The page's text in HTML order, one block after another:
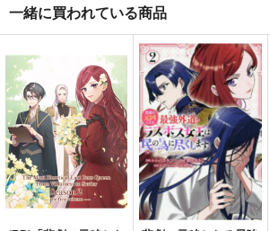
一緒に買われている商品